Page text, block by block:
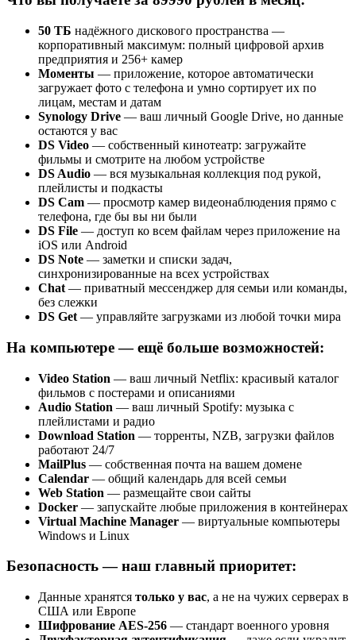
50 ТБ надёжного дискового пространства —
корпоративный максимум: полный цифровой архив
предприятия и 256+ камер
Моменты — приложение, которое автоматически
загружает фото с телефона и умно сортирует их по
лицам, местам и датам
Synology Drive — ваш личный Google Drive, но данные
остаются у вас
DS Video — собственный кинотеатр: загружайте
фильмы и смотрите на любом устройстве
DS Audio — вся музыкальная коллекция под рукой,
плейлисты и подкасты
DS Cam — просмотр камер видеонаблюдения прямо с
телефона, где бы вы ни были
DS File — доступ ко всем файлам через приложение на
iOS или Android
DS Note — заметки и списки задач,
синхронизированные на всех устройствах
Chat — приватный мессенджер для семьи или команды,
без слежки
DS Get — управляйте загрузками из любой точки мира
На компьютере — ещё больше возможностей:
Video Station — ваш личный Netflix: красивый каталог
фильмов с постерами и описаниями
Audio Station — ваш личный Spotify: музыка с
плейлистами и радио
Download Station — торренты, NZB, загрузки файлов
работают 24/7
MailPlus — собственная почта на вашем домене
Calendar — общий календарь для всей семьи
Web Station — размещайте свои сайты
Docker — запускайте любые приложения в контейнерах
Virtual Machine Manager — виртуальные компьютеры
Windows и Linux
Безопасность — наш главный приоритет:
Данные хранятся только у вас, а не на чужих серверах в
США или Европе
Шифрование AES-256 — стандарт военного уровня